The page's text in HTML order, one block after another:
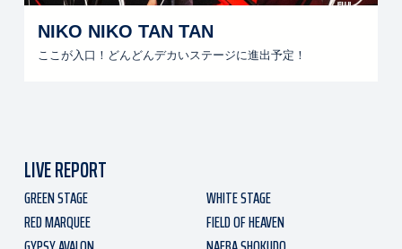
NIKO NIKO TAN TAN
ここが入口！どんどんデカいステージに進出予定！
LIVE REPORT
GREEN STAGE
WHITE STAGE
RED MARQUEE
FIELD OF HEAVEN